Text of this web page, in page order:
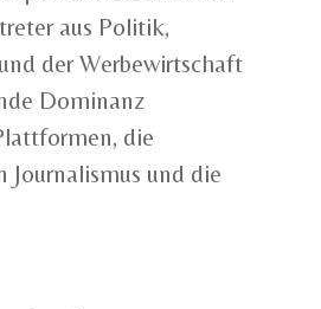
aus Politik,
der Werbewirtschaft
Dominanz
die
Journalismus und die